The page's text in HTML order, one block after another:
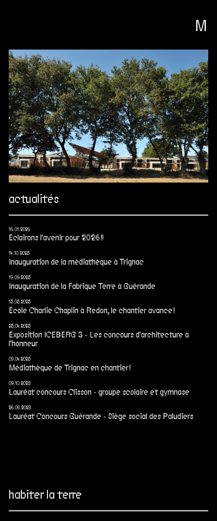
M
actualités
16.01.2026
Eclairons l'avenir pour 2026 !!
14.10.2025
Inauguration de la médiathèque à Trignac
19.09.2025
Inauguration de la Fabrique Terre à Guérande
15.05.2025
École Charlie Chaplin à Redon, le chantier avance !
25.04.2025
Exposition ICEBERG 3 - Les concours d'architecture à
l'honneur
09.04.2025
Médiathèque de Trignac en chantier !
09.10.2023
Lauréat concours Clisson - groupe scolaire et gymnase
26.06.2023
Lauréat Concours Guérande - Siège social des Paludiers
habiter la terre